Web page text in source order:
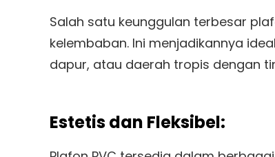
Salah satu keunggulan terbesar
kelembaban. Ini menjadikannya
dapur, atau daerah tropis dengan
Estetis dan Fleksibel: